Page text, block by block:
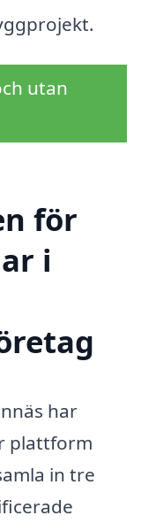
utan
för
i
har
plattform
in tre